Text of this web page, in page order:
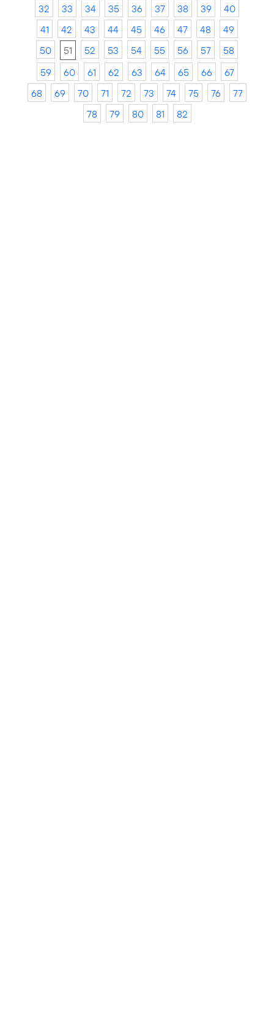
32
33 34 35 36 37 38 39
40
41
42 43 44 45 46 47 48
49
50
51 52 53 54 55 56 57
58
59
60 61 62 63 64 65 66
67
68
69 70 71 72 73 74 75 76
77
78
79 80 81 82